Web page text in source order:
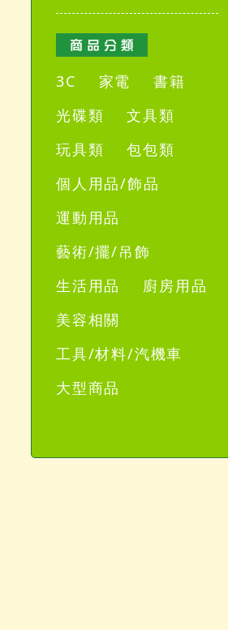
3C 家電
書籍
光碟類
文具類
玩具類
包包類
個人用品/飾品
運動用品
藝術/擺/吊飾
生活用品
廚房用品
美容相關
工具/材料/汽機車
大型商品